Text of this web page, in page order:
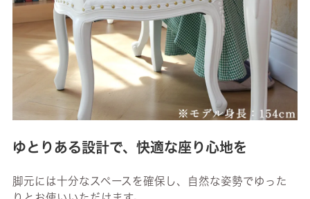
ゆとりある設計で、快適な座り心地を
脚元には十分なスペースを確保し、自然な姿勢でゆった